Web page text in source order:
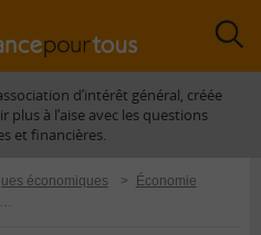
d’intérêt général, créée
plus à l’aise avec les questions
et financières.
économiques >
Économie
Chômage en France : les chiffres